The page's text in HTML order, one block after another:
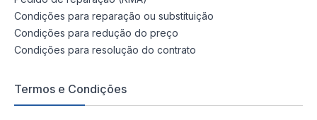
Condições para reparação ou substituição
Condições para redução do preço
Condições para resolução do contrato
Termos e Condições